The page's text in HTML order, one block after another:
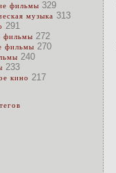
фильмы 329
музыка 313
291
фильмы 272
фильмы 270
240
233
кино 217